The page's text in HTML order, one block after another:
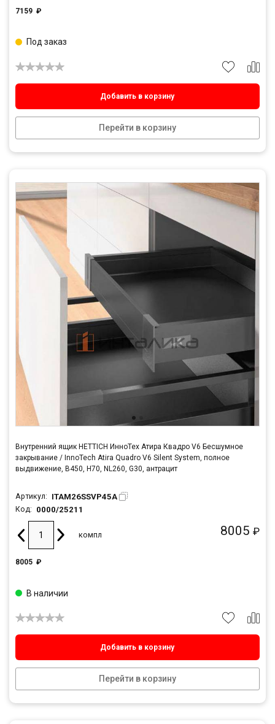
7159 ₽
Добавить в корзину
Перейти в корзину
Под заказ
Внутренний ящик HETTICH ИнноТех Атира Квадро V6 Бесшумное
закрывание / InnoTech Atira Quadro V6 Silent System, полное
выдвижение, B450, H70, NL260, G30, антрацит
Артикул: ITAM26SSVP45A
Код: 0000/25211
8005 ₽
компл
8005 ₽
Добавить в корзину
Перейти в корзину
В наличии